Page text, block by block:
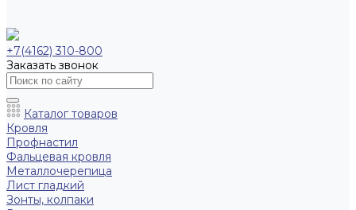
+7(4162) 310-800
Заказать звонок
Каталог товаров
Кровля
Профнастил
Фальцевая кровля
Металлочерепица
Лист гладкий
Зонты, колпаки